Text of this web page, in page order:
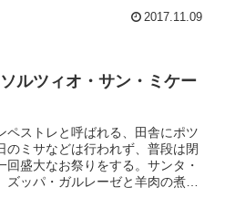
2017.11.09
ルツィオ・サン・ミケー
ペストレと呼ばれる、田舎にポツ
のミサなどは行われず、普段は閉
盛大なお祭りをする。サンタ・
ッパ・ガルレーゼと羊肉の煮込